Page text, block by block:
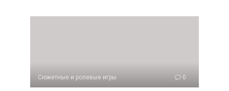
Сюжетные и ролевые игры 0